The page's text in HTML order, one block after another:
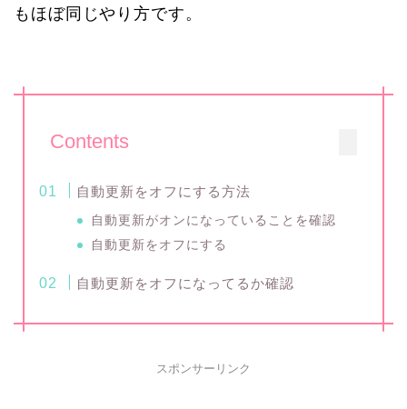
もほぼ同じやり方です。
Contents
自動更新をオフにする方法
自動更新がオンになっていることを確認
自動更新をオフにする
自動更新をオフになってるか確認
スポンサーリンク